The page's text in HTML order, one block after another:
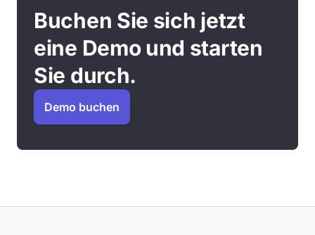
Buchen Sie sich jetzt
eine Demo und starten
Sie durch.
Demo buchen